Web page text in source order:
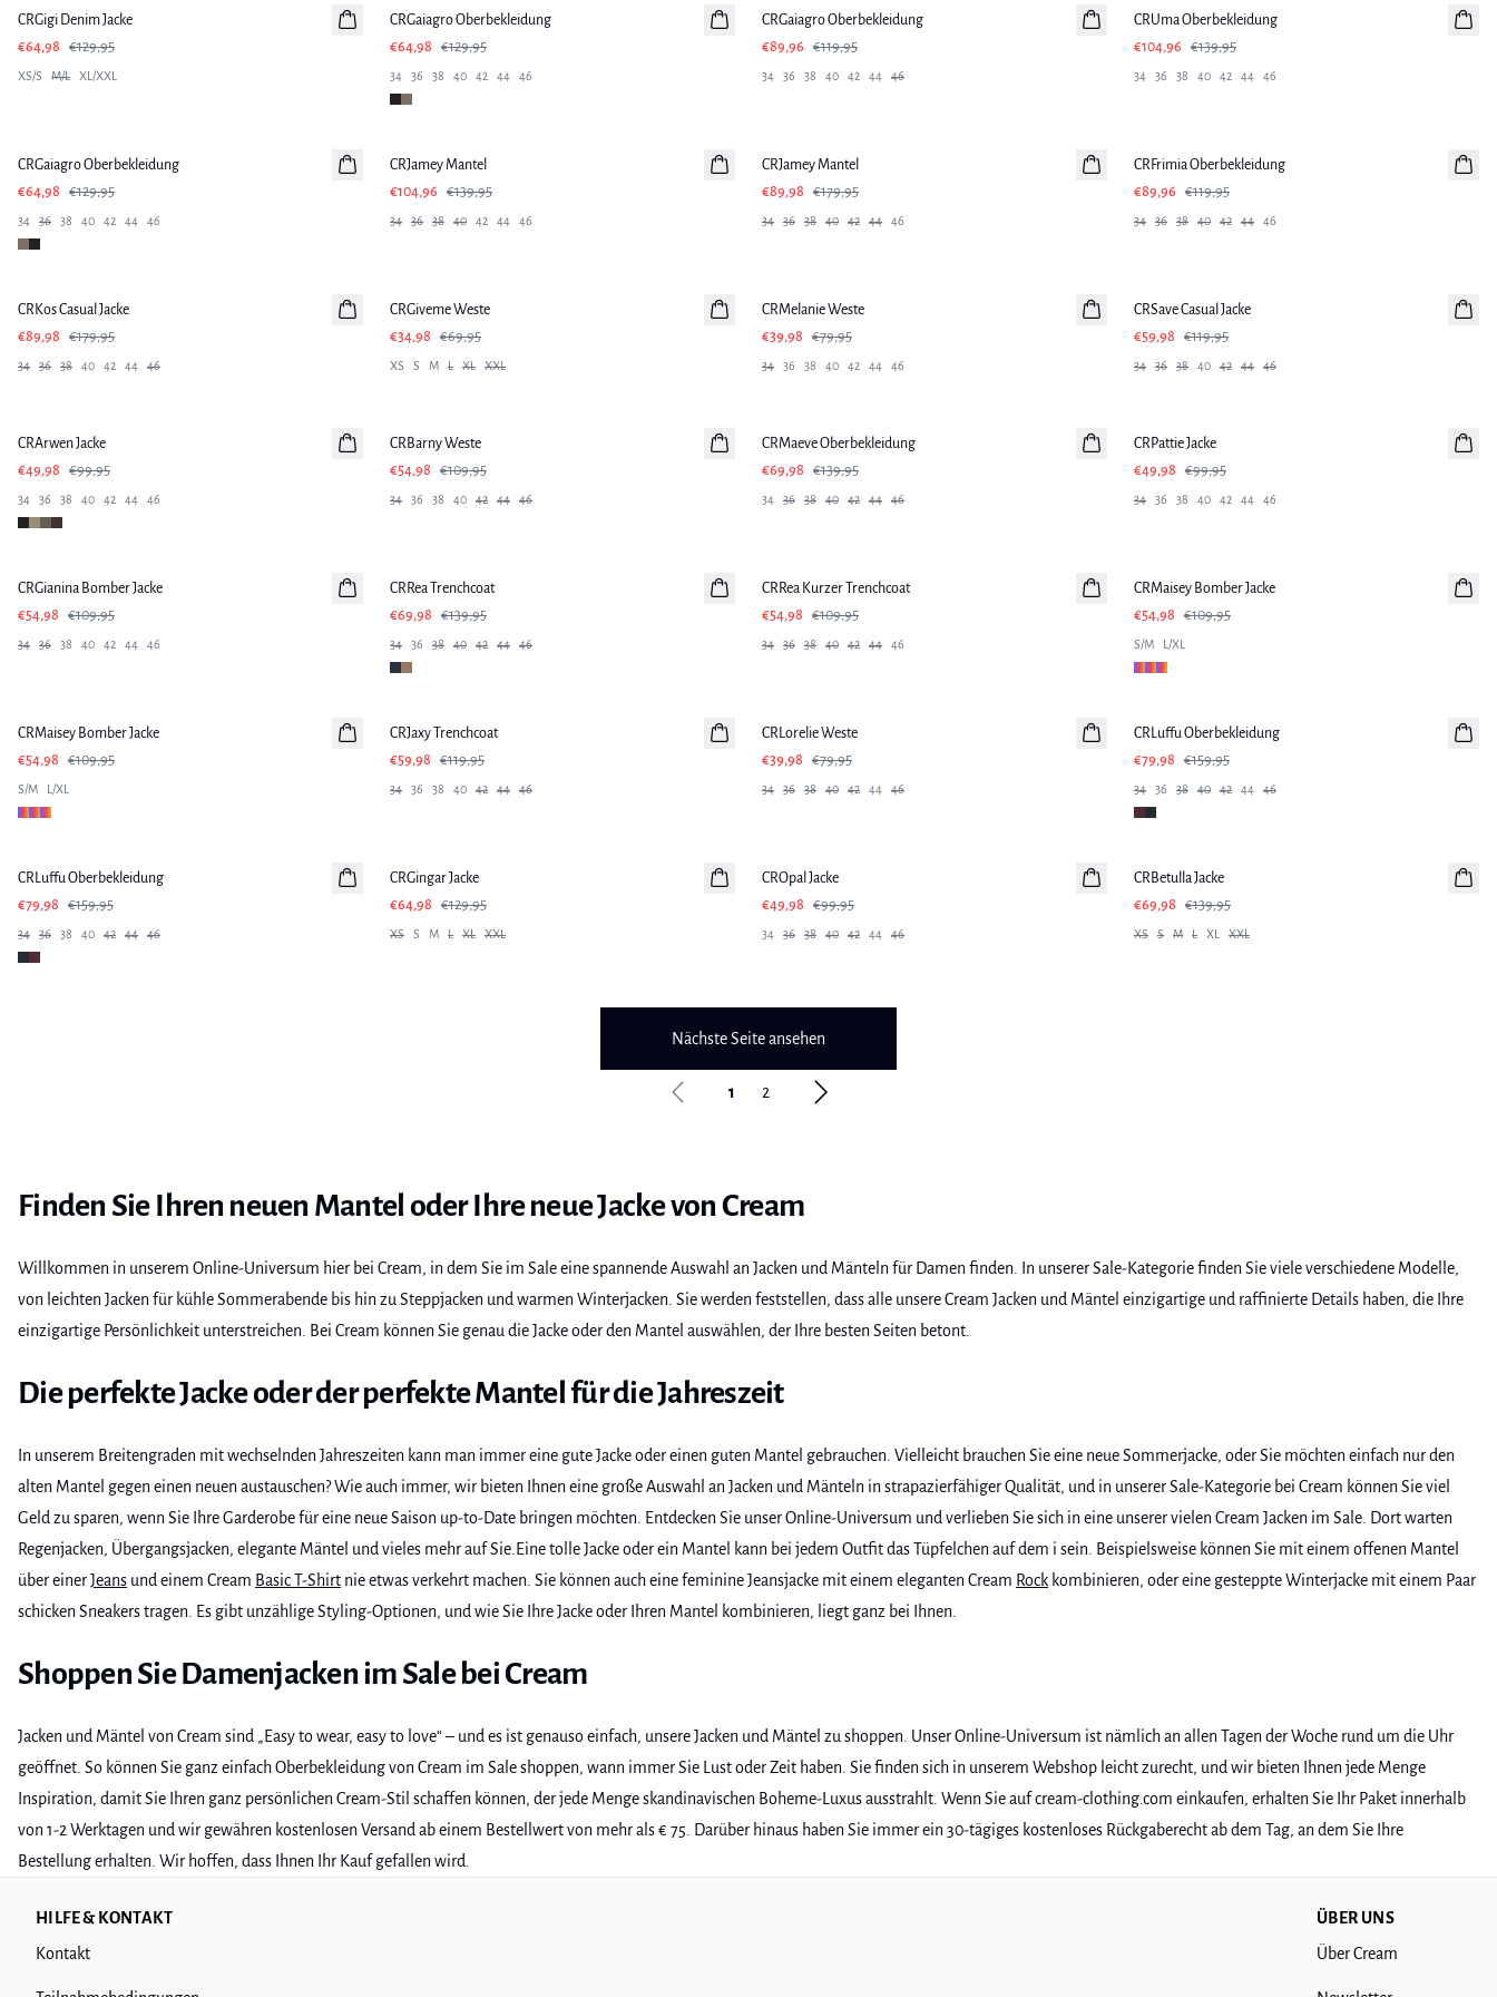
CRGigi Denim Jacke
€64,98
€129,95
XS/S M/L XL/XXL
CRGaiagro Oberbekleidung
€64,98
€129,95
34 36 38 40 42 44 46
CRGaiagro Oberbekleidung
€89,96
€119,95
34 36 38 40 42 44 46
CRUma Oberbekleidung
€104,96
€139,95
34 36 38 40 42 44 46
CRGaiagro Oberbekleidung
€64,98
€129,95
34 36 38 40 42 44 46
CRJamey Mantel
€104,96
€139,95
34 36 38 40 42 44 46
CRJamey Mantel
€89,98
€179,95
34 36 38 40 42 44 46
CRFrimia Oberbekleidung
€89,96
€119,95
34 36 38 40 42 44 46
CRKos Casual Jacke
€89,98
€179,95
34 36 38 40 42 44 46
CRGiveme Weste
€34,98
€69,95
XS S M L XL XXL
CRMelanie Weste
€39,98
€79,95
34 36 38 40 42 44 46
CRSave Casual Jacke
€59,98
€119,95
34 36 38 40 42 44 46
CRArwen Jacke
€49,98
€99,95
34 36 38 40 42 44 46
CRBarny Weste
€54,98
€109,95
34 36 38 40 42 44 46
CRMaeve Oberbekleidung
€69,98
€139,95
34 36 38 40 42 44 46
CRPattie Jacke
€49,98
€99,95
34 36 38 40 42 44 46
CRGianina Bomber Jacke
€54,98
€109,95
34 36 38 40 42 44 46
CRRea Trenchcoat
€69,98
€139,95
34 36 38 40 42 44 46
CRRea Kurzer Trenchcoat
€54,98
€109,95
34 36 38 40 42 44 46
CRMaisey Bomber Jacke
€54,98
€109,95
S/M L/XL
CRMaisey Bomber Jacke
€54,98
€109,95
S/M L/XL
CRJaxy Trenchcoat
€59,98
€119,95
34 36 38 40 42 44 46
CRLorelie Weste
€39,98
€79,95
34 36 38 40 42 44 46
CRLuffu Oberbekleidung
€79,98
€159,95
34 36 38 40 42 44 46
CRLuffu Oberbekleidung
€79,98
€159,95
34 36 38 40 42 44 46
CRGingar Jacke
€64,98
€129,95
XS S M L XL XXL
CROpal Jacke
€49,98
€99,95
34 36 38 40 42 44 46
CRBetulla Jacke
€69,98
€139,95
XS S M L XL XXL
Nächste Seite ansehen
1 2
Finden Sie Ihren neuen Mantel oder Ihre neue Jacke von Cream
Willkommen in unserem Online-Universum hier bei Cream, in dem Sie im Sale eine spannende Auswahl an Jacken und Mänteln für Damen finden. In unserer Sale-Kategorie finden Sie viele verschiedene Modelle,
von leichten Jacken für kühle Sommerabende bis hin zu Steppjacken und warmen Winterjacken. Sie werden feststellen, dass alle unsere Cream Jacken und Mäntel einzigartige und raffinierte Details haben, die Ihre
einzigartige Persönlichkeit unterstreichen. Bei Cream können Sie genau die Jacke oder den Mantel auswählen, der Ihre besten Seiten betont.
Die perfekte Jacke oder der perfekte Mantel für die Jahreszeit
In unserem Breitengraden mit wechselnden Jahreszeiten kann man immer eine gute Jacke oder einen guten Mantel gebrauchen. Vielleicht brauchen Sie eine neue Sommerjacke, oder Sie möchten einfach nur den
alten Mantel gegen einen neuen austauschen? Wie auch immer, wir bieten Ihnen eine große Auswahl an Jacken und Mänteln in strapazierfähiger Qualität, und in unserer Sale-Kategorie bei Cream können Sie viel
Geld zu sparen, wenn Sie Ihre Garderobe für eine neue Saison up-to-Date bringen möchten. Entdecken Sie unser Online-Universum und verlieben Sie sich in eine unserer vielen Cream Jacken im Sale. Dort warten
Regenjacken, Übergangsjacken, elegante Mäntel und vieles mehr auf Sie.Eine tolle Jacke oder ein Mantel kann bei jedem Outfit das Tüpfelchen auf dem i sein. Beispielsweise können Sie mit einem offenen Mantel
über einerJeans und einem Cream Basic T-Shirt nie etwas verkehrt machen. Sie können auch eine feminine Jeansjacke mit einem eleganten Cream Rock kombinieren, oder eine gesteppte Winterjacke mit einem Paar
schicken Sneakers tragen. Es gibt unzählige Styling-Optionen, und wie Sie Ihre Jacke oder Ihren Mantel kombinieren, liegt ganz bei Ihnen.
Shoppen Sie Damenjacken im Sale bei Cream
Jacken und Mäntel von Cream sind „Easy to wear, easy to love“ – und es ist genauso einfach, unsere Jacken und Mäntel zu shoppen. Unser Online-Universum ist nämlich an allen Tagen der Woche rund um die Uhr
geöffnet. So können Sie ganz einfach Oberbekleidung von Cream im Sale shoppen, wann immer Sie Lust oder Zeit haben. Sie finden sich in unserem Webshop leicht zurecht, und wir bieten Ihnen jede Menge
Inspiration, damit Sie Ihren ganz persönlichen Cream-Stil schaffen können, der jede Menge skandinavischen Boheme-Luxus ausstrahlt. Wenn Sie auf cream-clothing.com einkaufen, erhalten Sie Ihr Paket innerhalb
von 1-2 Werktagen und wir gewähren kostenlosen Versand ab einem Bestellwert von mehr als € 75. Darüber hinaus haben Sie immer ein 30-tägiges kostenloses Rückgaberecht ab dem Tag, an dem Sie Ihre
Bestellung erhalten. Wir hoffen, dass Ihnen Ihr Kauf gefallen wird.
HILFE & KONTAKT
Kontakt
ÜBER UNS
Über Cream